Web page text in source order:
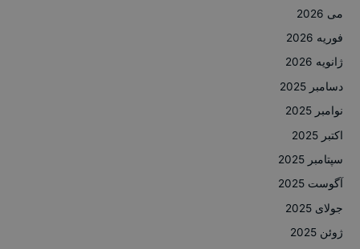
می 2026
فوریه 2026
ژانویه 2026
دسامبر 2025
نوامبر 2025
اکتبر 2025
سپتامبر 2025
آگوست 2025
جولای 2025
ژوئن 2025